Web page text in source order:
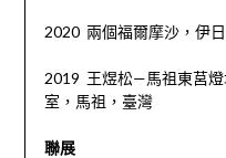
2020 兩個福爾摩沙，伊
2019 王煜松—馬祖東莒
室，馬祖，臺灣
聯展